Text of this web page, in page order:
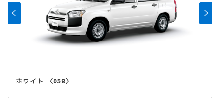
ホワイト 〈058〉